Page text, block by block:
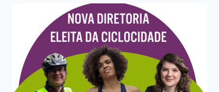
BICICLETA
NA
CIDADE
ESTÁ
VOLTA
NESTA
QUARTA
(11)